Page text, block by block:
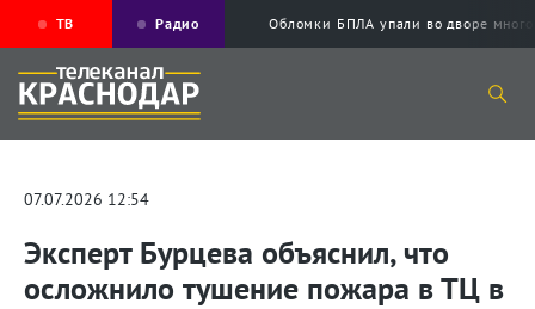
ТВ Радио Обломки БПЛА упали во дворе
07.07.2026 12:54
Эксперт Бурцева объяснил, что
осложнило тушение пожара в ТЦ в